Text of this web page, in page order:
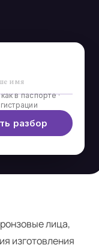
в паспорте ·
разбор
лица,
изготовления